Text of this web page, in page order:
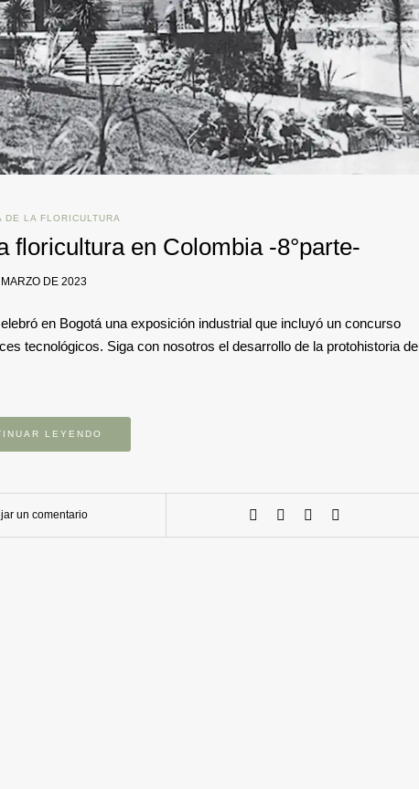
DE LA FLORICULTURA
floricultura en Colombia -8°parte-
DE 2023
en Bogotá una exposición industrial que incluyó un concurso
tecnológicos. Siga con nosotros el desarrollo de la protohistoria de
LEYENDO
un comentario